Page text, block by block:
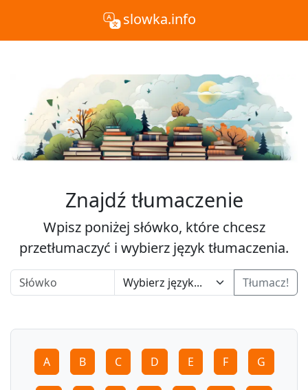
slowka.info
Znajdź tłumaczenie
Wpisz poniżej słówko, które chcesz
przetłumaczyć i wybierz język tłumaczenia.
Tłumacz!
A B C D E F G